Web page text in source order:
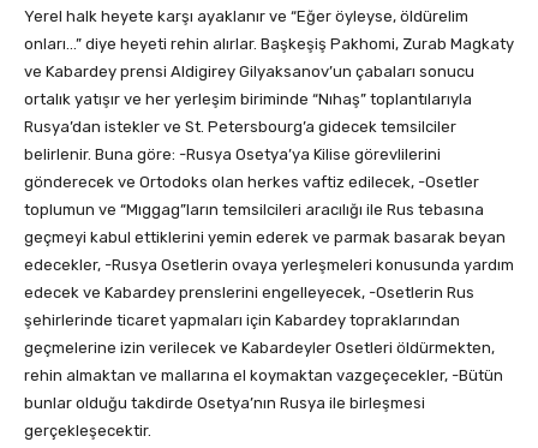
Yerel halk heyete karşı ayaklanır ve “Eğer öyleyse, öldürelim
onları…” diye heyeti rehin alırlar. Başkeşiş Pakhomi, Zurab Magkaty
ve Kabardey prensi Aldigirey Gilyaksanov’un çabaları sonucu
ortalık yatışır ve her yerleşim biriminde “Nıhaş” toplantılarıyla
Rusya’dan istekler ve St. Petersbourg’a gidecek temsilciler
belirlenir. Buna göre: -Rusya Osetya’ya Kilise görevlilerini
gönderecek ve Ortodoks olan herkes vaftiz edilecek, -Osetler
toplumun ve “Mıggag”ların temsilcileri aracılığı ile Rus tebasına
geçmeyi kabul ettiklerini yemin ederek ve parmak basarak beyan
edecekler, -Rusya Osetlerin ovaya yerleşmeleri konusunda yardım
edecek ve Kabardey prenslerini engelleyecek, -Osetlerin Rus
şehirlerinde ticaret yapmaları için Kabardey topraklarından
geçmelerine izin verilecek ve Kabardeyler Osetleri öldürmekten,
rehin almaktan ve mallarına el koymaktan vazgeçecekler, -Bütün
bunlar olduğu takdirde Osetya’nın Rusya ile birleşmesi
gerçekleşecektir.